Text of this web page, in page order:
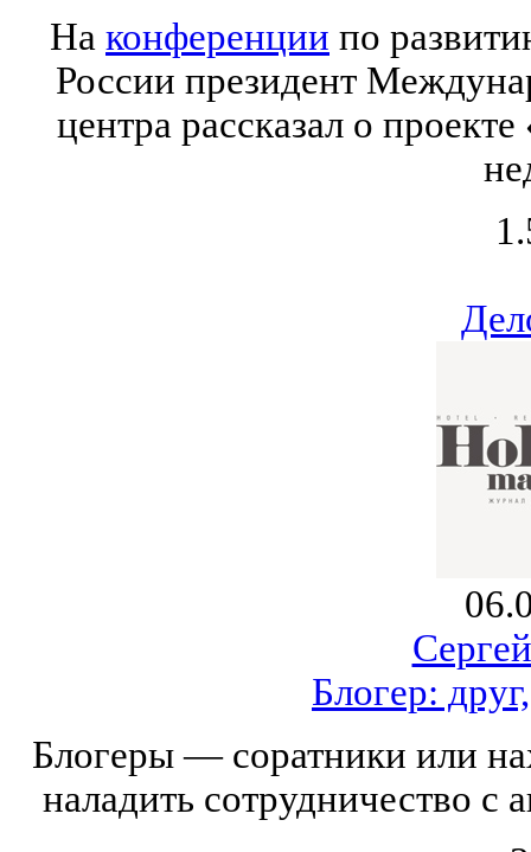
На конференции по
России президент
центра рассказал о
Блогер:
Блогеры — соратники или
наладить сотрудничество с